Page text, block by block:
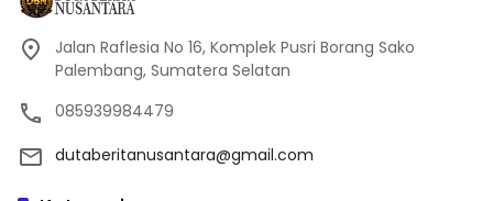
Jalan Raflesia No 16, Komplek Pusri Borang Sako
Palembang, Sumatera Selatan
085939984479
dutaberitanusantara@gmail.com